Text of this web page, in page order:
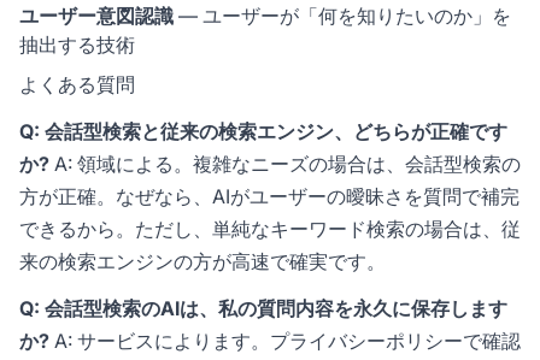
ユーザー意図認識 — ユーザーが「何を知りたいのか」を
抽出する技術
よくある質問
Q: 会話型検索と従来の検索エンジン、どちらが正確です
か? A: 領域による。複雑なニーズの場合は、会話型検索の
方が正確。なぜなら、AIがユーザーの曖昧さを質問で補完
できるから。ただし、単純なキーワード検索の場合は、従
来の検索エンジンの方が高速で確実です。
Q: 会話型検索のAIは、私の質問内容を永久に保存します
か? A: サービスによります。プライバシーポリシーで確認